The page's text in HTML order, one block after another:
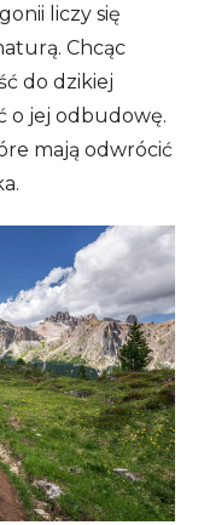
liczy się
Chcąc
do dzikiej
o jej odbudowę.
mają odwrócić